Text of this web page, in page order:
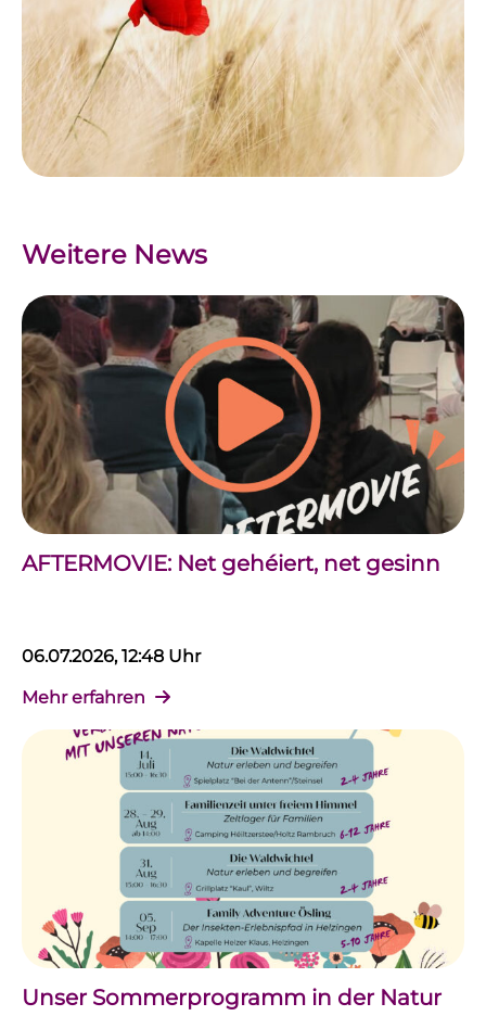
Weitere News
AFTERMOVIE: Net gehéiert, net gesinn
06.07.2026, 12:48 Uhr
Mehr erfahren
Unser Sommerprogramm in der Natur